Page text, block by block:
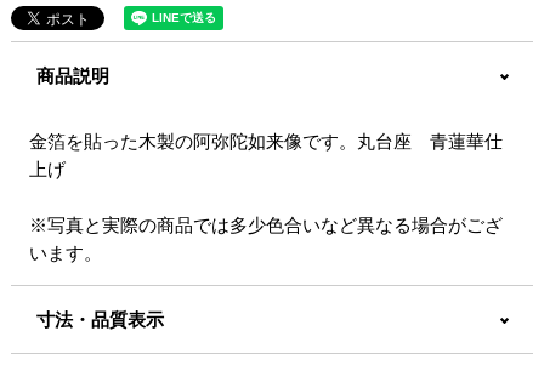
商品説明
金箔を貼った木製の阿弥陀如来像です。丸台座 青蓮華仕
上げ
※写真と実際の商品では多少色合いなど異なる場合がござ
います。
寸法・品質表示